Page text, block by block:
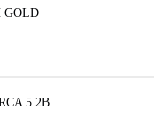
5.2B